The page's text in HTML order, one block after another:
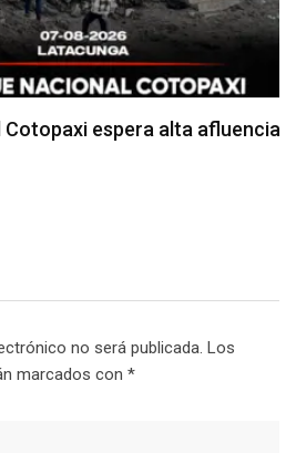
espera alta afluencia de
no será publicada. Los
marcados con *